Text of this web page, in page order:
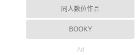
同人數位作品
BOOKY
Ad